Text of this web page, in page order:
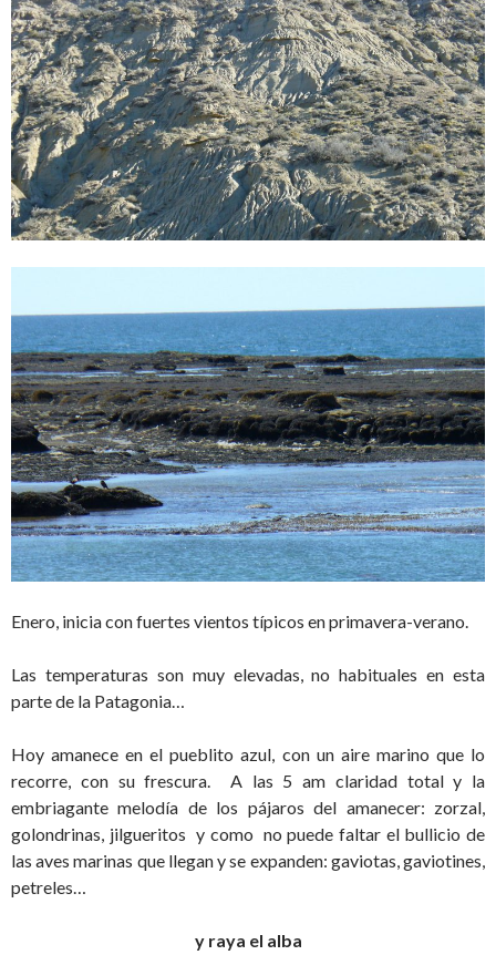
Enero, inicia con fuertes vientos típicos en primavera-verano.
Las temperaturas son muy elevadas, no habituales en esta
parte de la Patagonia…
Hoy amanece en el pueblito azul, con un aire marino que lo
recorre, con su frescura. A las 5 am claridad total y la
embriagante melodía de los pájaros del amanecer: zorzal,
golondrinas, jilgueritos y como no puede faltar el bullicio de
las aves marinas que llegan y se expanden: gaviotas, gaviotines,
petreles…
y raya el alba